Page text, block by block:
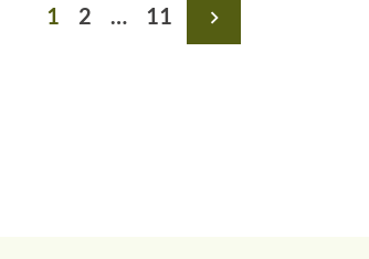
1 2 … 11 navigate_next